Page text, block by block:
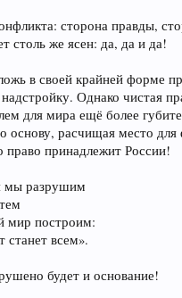
сторона правды,
столь же ясен: да, да и да!
в своей крайней форме
Однако чистая
для мира ещё более
основу, расчищая место
право принадлежит России!
мы разрушим
построим:
станет всем».
будет и основание!